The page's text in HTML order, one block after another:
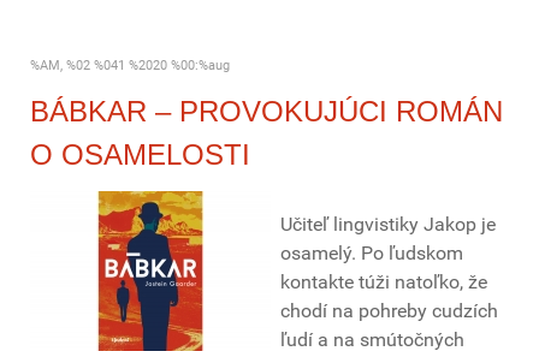
%AM, %02 %041 %2020 %00:%aug
BÁBKAR – PROVOKUJÚCI ROMÁN
O OSAMELOSTI
Učiteľ lingvistiky Jakop je
osamelý. Po ľudskom
kontakte túži natoľko, že
chodí na pohreby cudzích
ľudí a na smútočných